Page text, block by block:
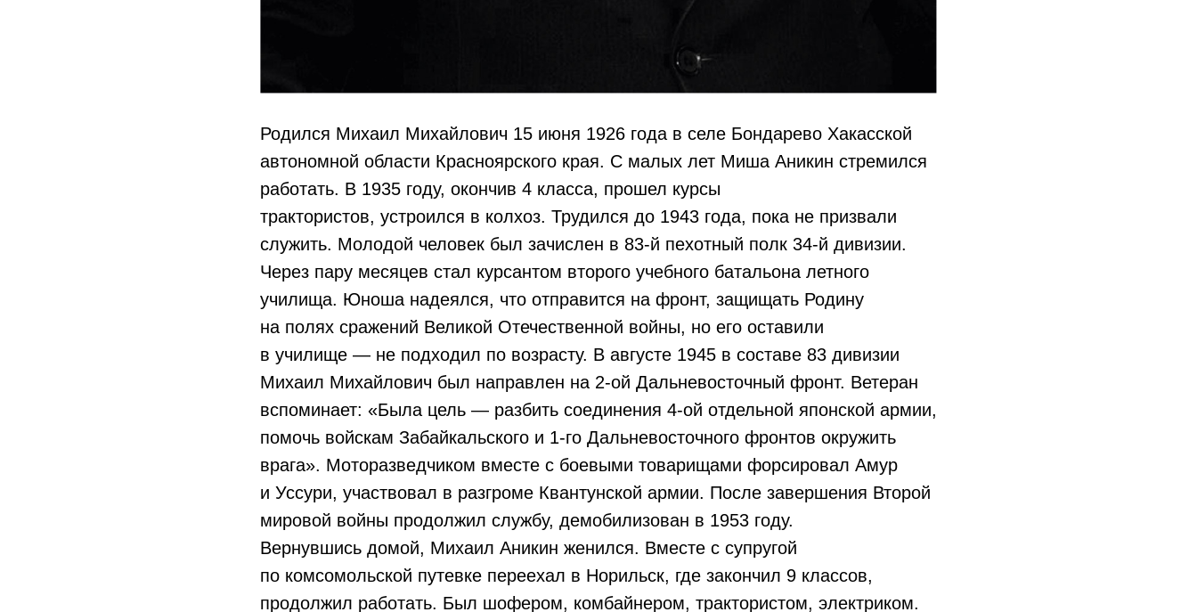
Родился Михаил Михайлович 15 июня 1926 года в селе Бондарево Хакасской
автономной области Красноярского края. С малых лет Миша Аникин стремился
работать. В 1935 году, окончив 4 класса, прошел курсы
трактористов, устроился в колхоз. Трудился до 1943 года, пока не призвали
служить. Молодой человек был зачислен в 83-й пехотный полк 34-й дивизии.
Через пару месяцев стал курсантом второго учебного батальона летного
училища. Юноша надеялся, что отправится на фронт, защищать Родину
на полях сражений Великой Отечественной войны, но его оставили
в училище — не подходил по возрасту. В августе 1945 в составе 83 дивизии
Михаил Михайлович был направлен на 2-ой Дальневосточный фронт. Ветеран
вспоминает: «Была цель — разбить соединения 4-ой отдельной японской армии,
помочь войскам Забайкальского и 1-го Дальневосточного фронтов окружить
врага». Моторазведчиком вместе с боевыми товарищами форсировал Амур
и Уссури, участвовал в разгроме Квантунской армии. После завершения Второй
мировой войны продолжил службу, демобилизован в 1953 году.
Вернувшись домой, Михаил Аникин женился. Вместе с супругой
по комсомольской путевке переехал в Норильск, где закончил 9 классов,
продолжил работать. Был шофером, комбайнером, трактористом, электриком.